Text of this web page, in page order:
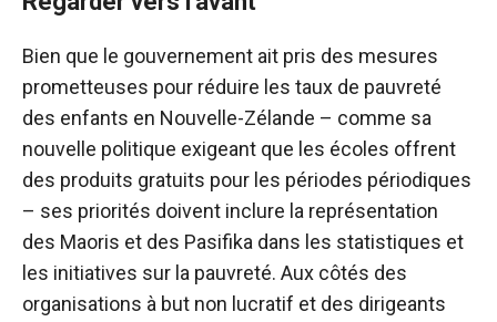
Bien que le gouvernement ait pris des mesures
prometteuses pour réduire les taux de pauvreté
des enfants en Nouvelle-Zélande – comme sa
nouvelle politique exigeant que les écoles offrent
des produits gratuits pour les périodes périodiques
– ses priorités doivent inclure la représentation
des Maoris et des Pasifika dans les statistiques et
les initiatives sur la pauvreté. Aux côtés des
organisations à but non lucratif et des dirigeants